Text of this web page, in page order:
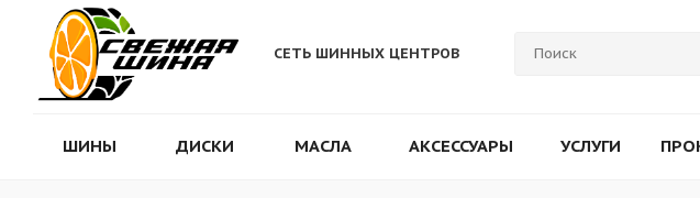
СЕТЬ ШИННЫХ ЦЕНТРОВ
ШИНЫ ДИСКИ МАСЛА АКСЕССУАРЫ УСЛУГИ